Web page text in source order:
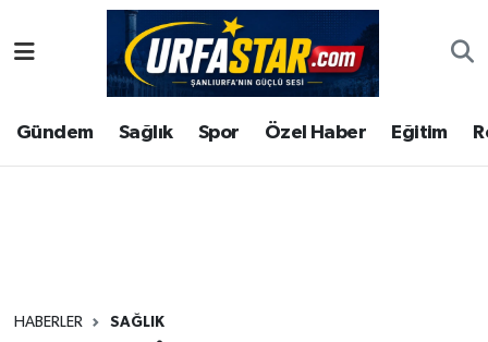
Gündem Sağlık Spor Özel Haber Eğitim
HABERLER SAĞLIK
ASAYİS
ÇEVRE
Şanlıurfa Nöbetçi Eczaneler
Şanlıurfa Hava Durumu